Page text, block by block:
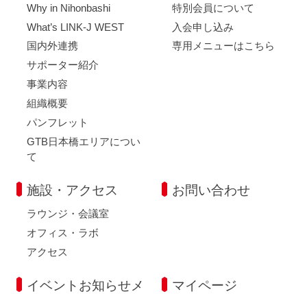
Why in Nihonbashi
What’s LINK-J WEST
国内外連携
サポーター紹介
事業内容
組織概要
パンフレット
GTB日本橋エリアについ
て
特別会員について
入会申し込み
専用メニューはこちら
施設・アクセス
ラウンジ・会議室
オフィス・ラボ
アクセス
お問い合わせ
イベントお知らせメ
マイページ